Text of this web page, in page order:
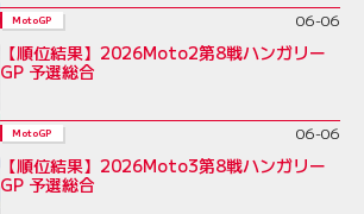
MotoGP 06-06
【順位結果】2026Moto2第8戦ハンガリー
GP 予選総合
MotoGP 06-06
【順位結果】2026Moto3第8戦ハンガリー
GP 予選総合